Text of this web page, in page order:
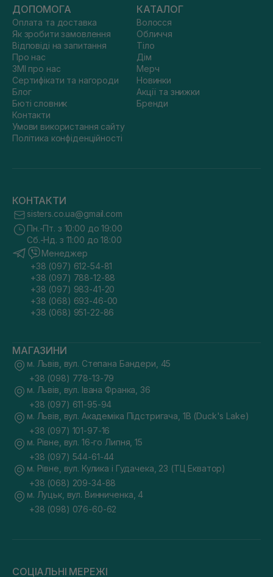
ДОПОМОГА
Оплата та доставка
Як зробити замовлення
Відповіді на запитання
Про нас
ЗМІ про нас
Сертифікати та нагороди
Блог
Бюті словник
Контакти
Умови використання сайту
Політика конфіденційності
КАТАЛОГ
Волосся
Обличчя
Тіло
Дім
Мерч
Новинки
Акції та знижки
Бренди
КОНТАКТИ
sisters.co.ua@gmail.com
Пн.-Пт. з 10:00 до 19:00
Сб.-Нд. з 11:00 до 18:00
Менеджер
+38 (097) 612-54-81
+38 (097) 788-12-88
+38 (097) 983-41-20
+38 (068) 693-46-00
+38 (068) 951-22-86
МАГАЗИНИ
м. Львів, вул. Степана Бандери, 45
+38 (098) 778-13-79
м. Львів, вул. Івана Франка, 36
+38 (097) 611-95-94
м. Львів, вул. Академіка Підстригача, 1В (Duck's Lake)
+38 (097) 101-97-16
м. Рівне, вул. 16-го Липня, 15
+38 (097) 544-61-44
м. Рівне, вул. Кулика і Гудачека, 23 (ТЦ Екватор)
+38 (068) 209-34-88
м. Луцьк, вул. Винниченка, 4
+38 (098) 076-60-62
СОЦІАЛЬНІ МЕРЕЖІ